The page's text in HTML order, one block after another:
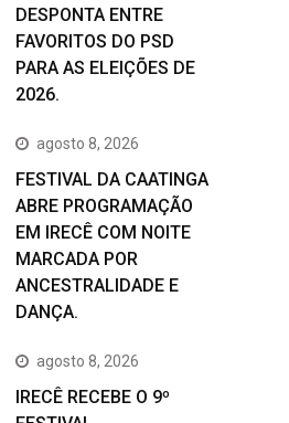
DESPONTA ENTRE
FAVORITOS DO PSD
PARA AS ELEIÇÕES DE
2026.
agosto 8, 2026
FESTIVAL DA CAATINGA
ABRE PROGRAMAÇÃO
EM IRECÊ COM NOITE
MARCADA POR
ANCESTRALIDADE E
DANÇA.
agosto 8, 2026
IRECÊ RECEBE O 9º